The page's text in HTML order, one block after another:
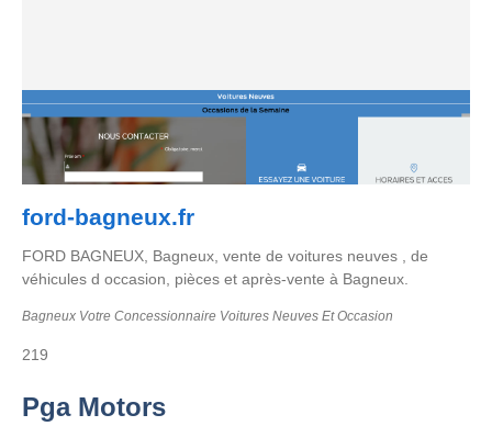
ford-bagneux.fr
FORD BAGNEUX, Bagneux, vente de voitures neuves , de
véhicules d occasion, pièces et après-vente à Bagneux.
Bagneux Votre Concessionnaire Voitures Neuves Et Occasion
219
Pga Motors